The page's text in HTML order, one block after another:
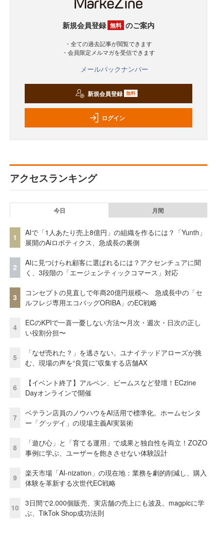
新規会員登録 無料 のご案内
・全ての過去記事が閲覧できます
・会員限定メルマガを受信できます
メールバックナンバー
新規会員登録 無料
ログイン
アクセスランキング
今日 月間
1
AIで「1人あたり売上8億円」の組織を作るには？「Yunth」
展開のAiロボティクス、急成長の裏側
2
AIに見つけられ顧客に選ばれるには？アクセンチュアに聞
く、3段階の「エージェンティックコマース」対応
3
コンセプトの見直しで年商20億円規模へ 急成長中の「セ
ルフレジ専用エコバッグORIBA」のEC戦略
4
ECのKPIで一喜一憂しない方法〜月次・週次・日次の正し
い役割分担〜
5
「なぜ売れた？」を逃さない。ユナイテッドアローズが挑
む、現場の声を“良質に”収集する店舗AX
6
【イベント終了】アルペン、ビームスなど登壇！ECzine
Dayオンラインで開催
7
ベテラン店員のノウハウをAI活用で標準化。ホームセンタ
ー「グッデイ」の現場主義AI実装術
8
「遊び心」と「育てる運用」で成果と独自性を両立！ZOZO
事例に学ぶ、ユーザーを飽きさせない体験設計
9
楽天市場「AI-nization」の現在地：業務を劇的削減し、購入
体験を革新する次世代EC戦略
10
3日間で2.000個販売、実店舗の売上にも波及。magpicに学
ぶ、TikTok Shop成功法則